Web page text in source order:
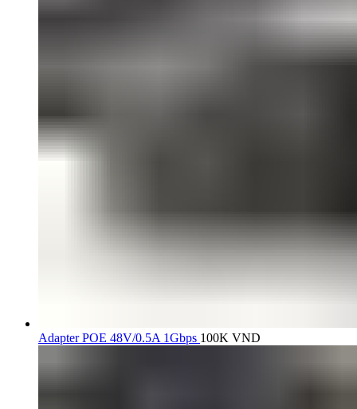
Adapter POE 48V/0.5A 1Gbps 100K VND